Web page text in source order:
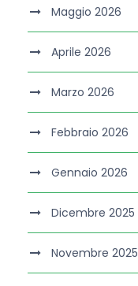
Maggio 2026
Aprile 2026
Marzo 2026
Febbraio 2026
Gennaio 2026
Dicembre 2025
Novembre 2025